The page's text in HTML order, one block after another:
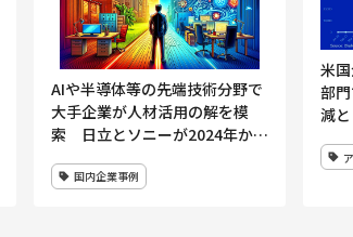
AIや半導体等の先端技術分野で
大手企業が人材活用の解を模
索 日立とソニーが2024年から
国内企業事例
米
部
減